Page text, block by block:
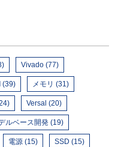
Vivado (77)
(39) メモリ (31)
Versal (20)
ルベース開発 (19)
電源 (15) SSD (15)